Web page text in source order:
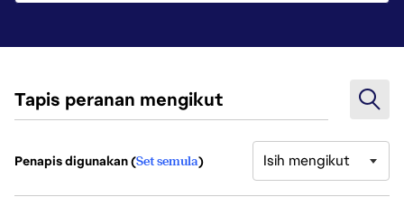
Tapis peranan mengikut
Penapis digunakan (Set semula) Isih mengikut